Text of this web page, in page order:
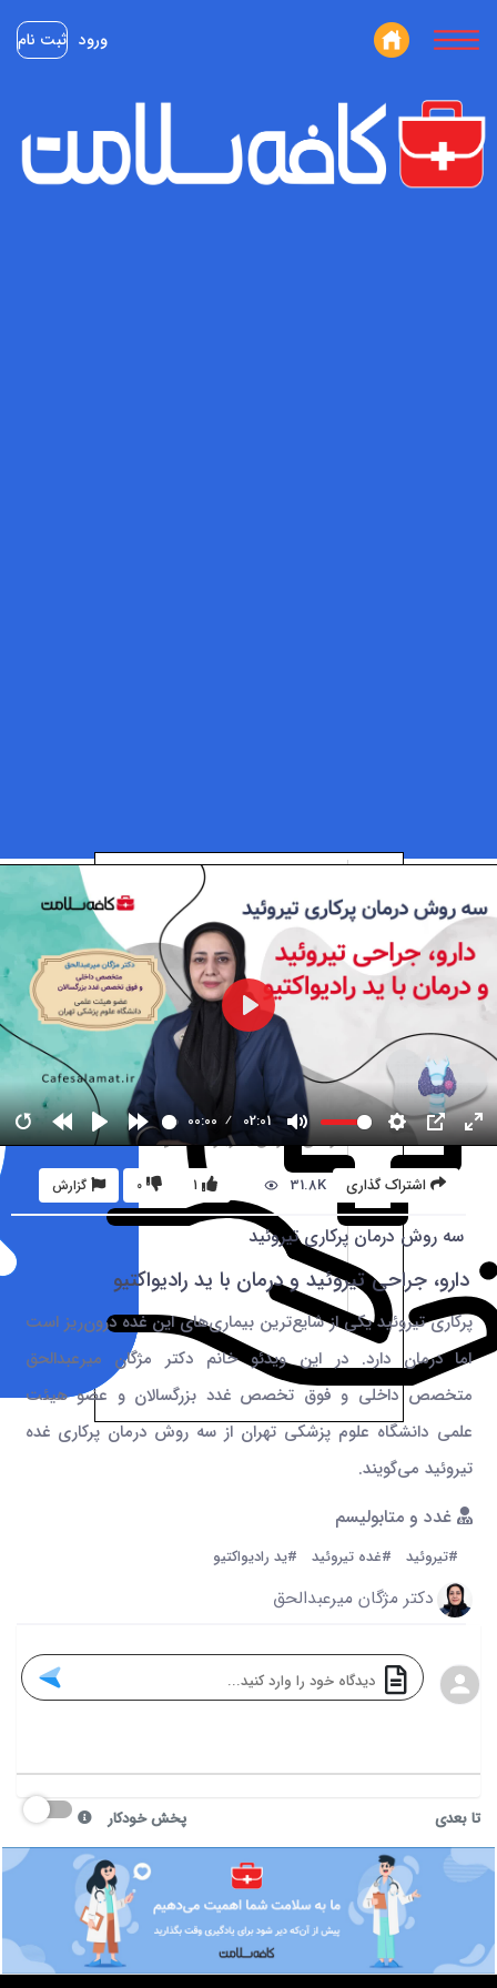
ورود ثبت نام
00:00 02:01
اشتراک گذاری 31.8K گزارش 0 1
سه روش درمان پرکاری تیروئید
دارو، جراحی تیروئید و درمان با ید رادیواکتیو
پرکاری تیروئید یکی از شایع‌ترین بیماری‌های این غده درون‌ریز است
اما درمان دارد. در این ویدئو خانم دکتر مژگان میرعبدالحق
متخصص داخلی و فوق تخصص غدد بزرگسالان و عضو هیئت
علمی دانشگاه علوم پزشکی تهران از سه روش درمان پرکاری غده
تیروئید می‌گویند.
غدد و متابولیسم
#تیروئید #غده تیروئید #ید رادیواکتیو
دکتر مژگان میرعبدالحق
تا بعدی پخش خودکار